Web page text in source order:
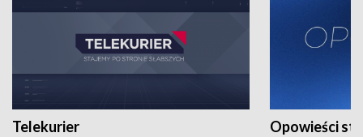
Telekurier Opowieści